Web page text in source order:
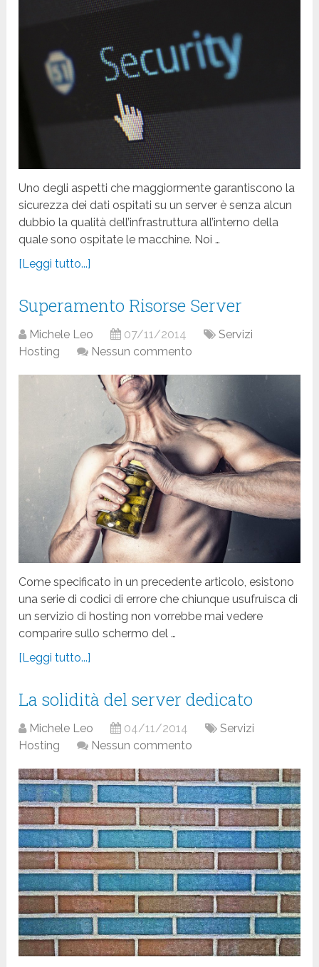
Uno degli aspetti che maggiormente garantiscono la
sicurezza dei dati ospitati su un server è senza alcun
dubbio la qualità dell’infrastruttura all’interno della
quale sono ospitate le macchine. Noi …
[Leggi tutto...]
Superamento Risorse Server
Michele Leo 07/11/2014
Servizi
Hosting
Nessun commento
Come specificato in un precedente articolo, esistono
una serie di codici di errore che chiunque usufruisca di
un servizio di hosting non vorrebbe mai vedere
comparire sullo schermo del …
[Leggi tutto...]
La solidità del server dedicato
Michele Leo 04/11/2014
Servizi
Hosting
Nessun commento